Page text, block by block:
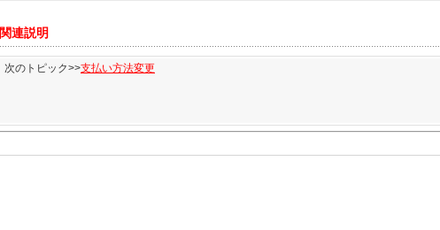
関連説明
次のトピック>>支払い方法変更